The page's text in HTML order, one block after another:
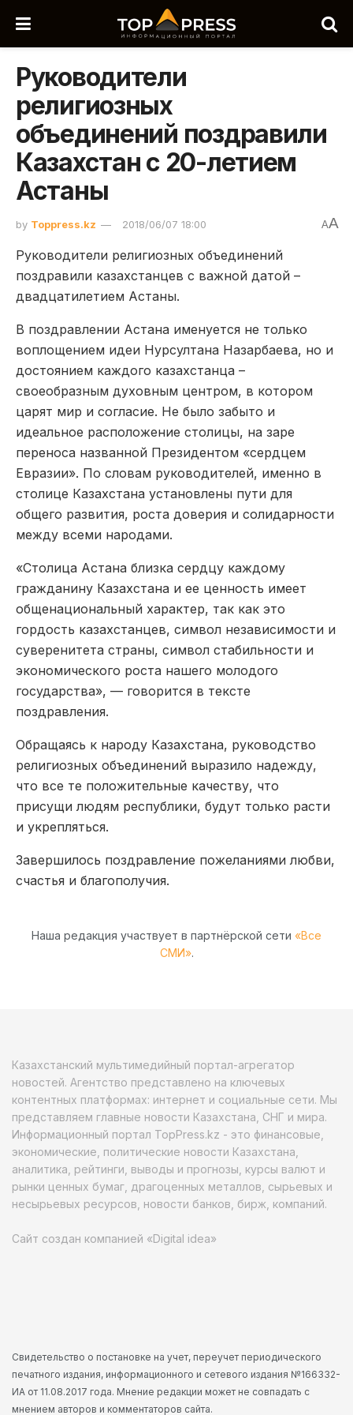
Руководители
религиозных
объединений поздравили
Казахстан с 20-летием
Астаны
by Toppress.kz 2018/06/07 18:00 AA
Руководители религиозных объединений
поздравили казахстанцев с важной датой –
двадцатилетием Астаны.
В поздравлении Астана именуется не только
воплощением идеи Нурсултана Назарбаева, но и
достоянием каждого казахстанца –
своеобразным духовным центром, в котором
царят мир и согласие. Не было забыто и
идеальное расположение столицы, на заре
переноса названной Президентом «сердцем
Евразии». По словам руководителей, именно в
столице Казахстана установлены пути для
общего развития, роста доверия и солидарности
между всеми народами.
«Столица Астана близка сердцу каждому
гражданину Казахстана и ее ценность имеет
общенациональный характер, так как это
гордость казахстанцев, символ независимости и
суверенитета страны, символ стабильности и
экономического роста нашего молодого
государства», — говорится в тексте
поздравления.
Обращаясь к народу Казахстана, руководство
религиозных объединений выразило надежду,
что все те положительные качеству, что
присущи людям республики, будут только расти
и укрепляться.
Завершилось поздравление пожеланиями любви,
счастья и благополучия.
Наша редакция участвует в партнёрской сети «Все
СМИ».
Казахстанский мультимедийный портал-агрегатор
новостей. Агентство представлено на ключевых
контентных платформах: интернет и социальные сети. Мы
представляем главные новости Казахстана, СНГ и мира.
Информационный портал TopPress.kz - это финансовые,
экономические, политические новости Казахстана,
аналитика, рейтинги, выводы и прогнозы, курсы валют и
рынки ценных бумаг, драгоценных металлов, сырьевых и
несырьевых ресурсов, новости банков, бирж, компаний.
Сайт создан компанией «Digital idea»
Свидетельство о постановке на учет, переучет периодического
печатного издания, информационного и сетевого издания №166332-
ИА от 11.08.2017 года. Мнение редакции может не совпадать с
мнением авторов и комментаторов сайта.